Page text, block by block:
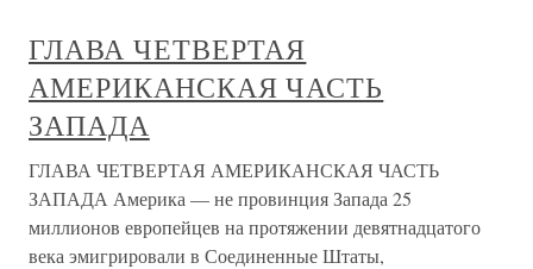
ГЛАВА ЧЕТВЕРТАЯ
АМЕРИКАНСКАЯ ЧАСТЬ
ЗАПАДА
ГЛАВА ЧЕТВЕРТАЯ АМЕРИКАНСКАЯ ЧАСТЬ
ЗАПАДА Америка — не провинция Запада 25
миллионов европейцев на протяжении девятнадцатого
века эмигрировали в Соединенные Штаты,